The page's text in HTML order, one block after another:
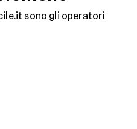
sono gli operatori